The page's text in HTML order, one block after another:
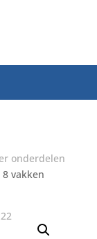
onderdelen
vakken